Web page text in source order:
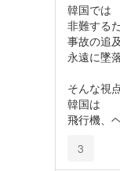
韓国では
非難する
事故の追
永遠に墜
そんな視
韓国は
飛行機、
3